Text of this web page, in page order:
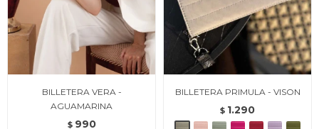
BILLETERA VERA -
AGUAMARINA
$ 990
BILLETERA PRIMULA - VISON
$ 1.290